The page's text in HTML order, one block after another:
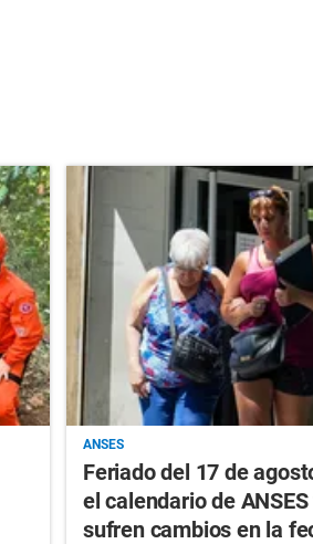
ANSES
Feriado del 17 de
el calendario de
sufren cambios en la